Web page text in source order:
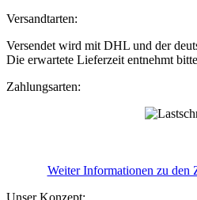
Versandtarten:
Versendet wird mit DHL und der
Die erwartete Lieferzeit entnehmt
Zahlungsarten:
Weiter Informationen zu den